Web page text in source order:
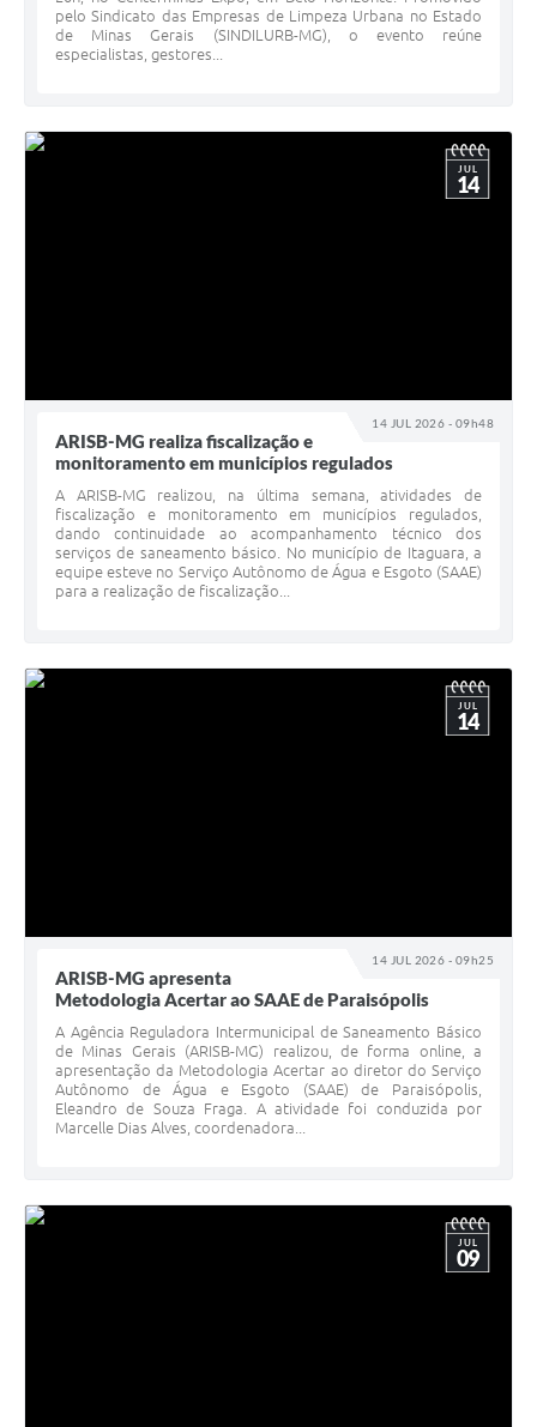
pelo Sindicato das Empresas de Limpeza Urbana no Estado
de Minas Gerais (SINDILURB-MG), o evento reúne
especialistas, gestores...
14 JUL 2026 - 09h48
JUL
14
ARISB-MG realiza fiscalização e
monitoramento em municípios regulados
A ARISB-MG realizou, na última semana, atividades de
fiscalização e monitoramento em municípios regulados,
dando continuidade ao acompanhamento técnico dos
serviços de saneamento básico. No município de Itaguara, a
equipe esteve no Serviço Autônomo de Água e Esgoto (SAAE)
para a realização de fiscalização...
14 JUL 2026 - 09h25
JUL
14
ARISB-MG apresenta
Metodologia Acertar ao SAAE de Paraisópolis
A Agência Reguladora Intermunicipal de Saneamento Básico
de Minas Gerais (ARISB-MG) realizou, de forma online, a
apresentação da Metodologia Acertar ao diretor do Serviço
Autônomo de Água e Esgoto (SAAE) de Paraisópolis,
Eleandro de Souza Fraga. A atividade foi conduzida por
Marcelle Dias Alves, coordenadora...
JUL
09